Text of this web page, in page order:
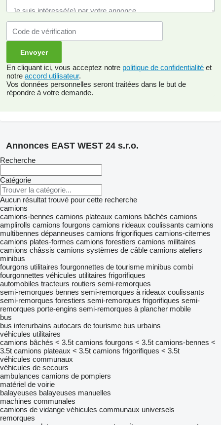
En cliquant ici, vous acceptez notre politique de confidentialité et
notre accord utilisateur.
Vos données personnelles seront traitées dans le but de
répondre à votre demande.
Annonces EAST WEST 24 s.r.o.
Recherche
Catégorie
Aucun résultat trouvé pour cette recherche
camions
camions-bennes camions plateaux camions bâchés camions
amplirolls camions fourgons camions rideaux coulissants camions
multibennes dépanneuses camions frigorifiques camions-citernes
camions plates-formes camions forestiers camions militaires
camions châssis camions systèmes de câble camions ateliers
minibus
fourgons utilitaires fourgonnettes de tourisme minibus combi
fourgonnettes véhicules utilitaires frigorifiques
automobiles tracteurs routiers semi-remorques
semi-remorques bennes semi-remorques à rideaux coulissants
semi-remorques forestiers semi-remorques frigorifiques semi-
remorques porte-engins semi-remorques à plancher mobile
bus
bus interurbains autocars de tourisme bus urbains
véhicules utilitaires
camions bâchés < 3.5t camions fourgons < 3.5t camions-bennes <
3.5t camions plateaux < 3.5t camions frigorifiques < 3.5t
véhicules communaux
véhicules de secours
ambulances camions de pompiers
matériel de voirie
balayeuses balayeuses manuelles
machines communales
camions de vidange véhicules communaux universels
remorques